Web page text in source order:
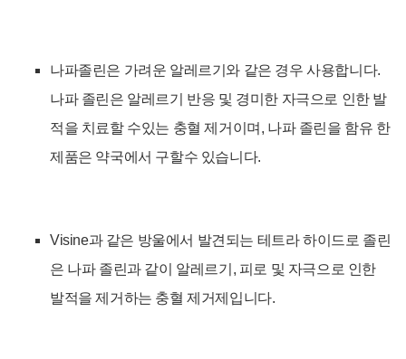
나파졸린은 가려운 알레르기 와 같은 경우 사용합니다.
나파 졸린은 알레르기 반응 및 경미한 자극으로 인한 발
적을 치료할 수있는 충혈 제거이며, 나파 졸린을 함유 한
제품은 약국에서 구할수 있습니다.
Visine과 같은 방울에서 발견되는 테트라 하이드로 졸린
은 나파 졸린과 같이 알레르기, 피로 및 자극으로 인한
발적을 제거하는 충혈 제거제입니다.